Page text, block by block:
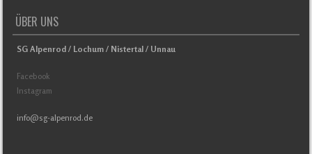
ÜBER UNS
SG Alpenrod / Lochum / Nistertal / Unnau
Facebook
Instagram
info@sg-alpenrod.de